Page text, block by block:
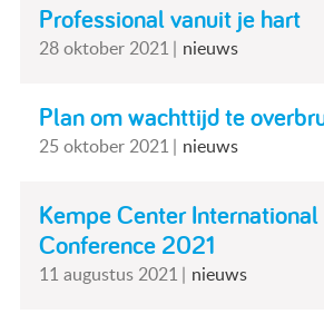
Meedoen
Professional vanuit je hart
28 oktober 2021 nieuws
Plan om wachttijd te
25 oktober 2021 nieuws
Kempe Center International
Conference 2021
11 augustus 2021 nieuws